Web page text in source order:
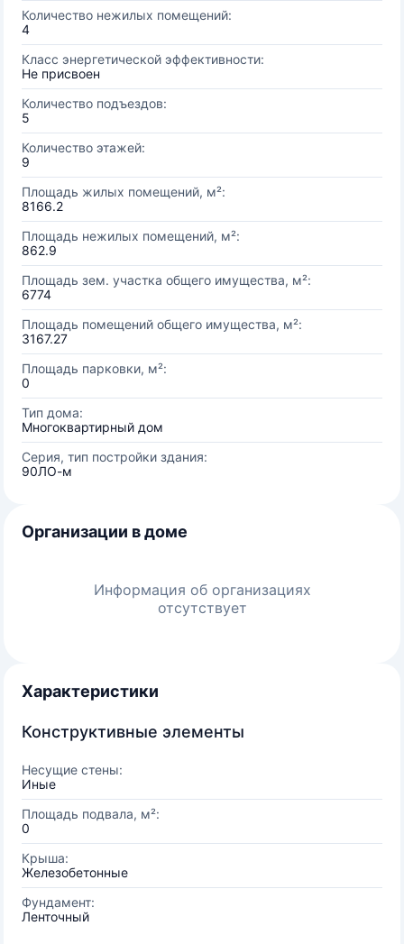
Количество нежилых помещений:
4
Класс энергетической эффективности:
Не присвоен
Количество подъездов:
5
Количество этажей:
9
Площадь жилых помещений, м²:
8166.2
Площадь нежилых помещений, м²:
862.9
Площадь зем. участка общего имущества, м²:
6774
Площадь помещений общего имущества, м²:
3167.27
Площадь парковки, м²:
0
Тип дома:
Многоквартирный дом
Серия, тип постройки здания:
90ЛО-м
Организации в доме
Информация об организациях
отсутствует
Характеристики
Конструктивные элементы
Несущие стены:
Иные
Площадь подвала, м²:
0
Крыша:
Железобетонные
Фундамент:
Ленточный